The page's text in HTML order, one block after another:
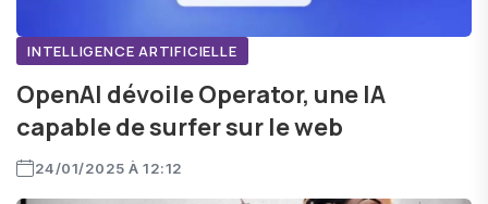
INTELLIGENCE ARTIFICIELLE
OpenAI dévoile Operator, une IA
capable de surfer sur le web
24/01/2025 À 12:12